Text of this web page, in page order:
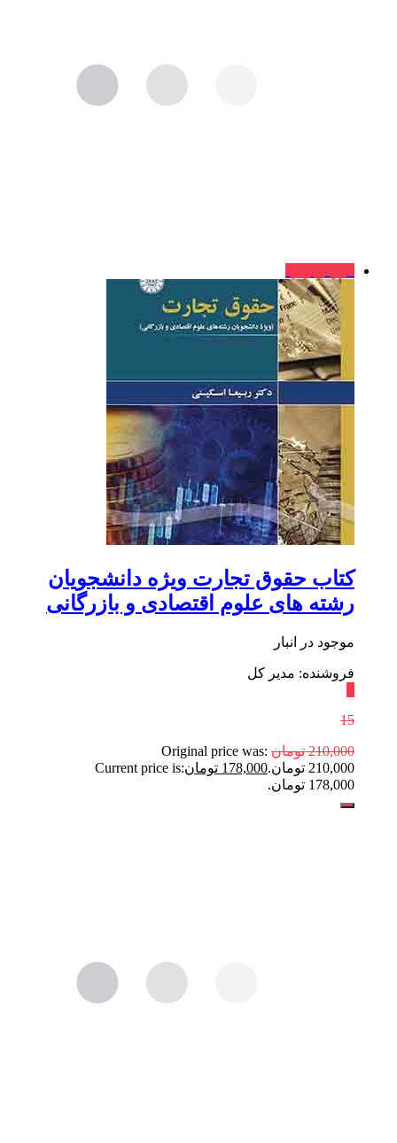
کتاب حقوق تجارت ویژه دانشجویان
رشته های علوم اقتصادی و بازرگانی
موجود در انبار
فروشنده: مدیر کل
15
210,000 تومان Original price was:
210,000 تومان.
178,000 تومانCurrent price is:
178,000 تومان.